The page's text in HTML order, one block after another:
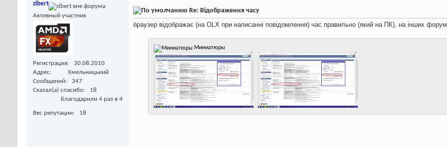
zibert
Активный участник
Регистрация
30.08.2010
Адрес
Хмельницький
Сообщений
347
Сказал(а) спасибо
18
Благодарили 4 раз в 4
Вес репутации 18
Re: Відображення часу
браузер відображає (на OLX при написанні повідомлення) час правильно (який на ПК), на інших
Миниатюры